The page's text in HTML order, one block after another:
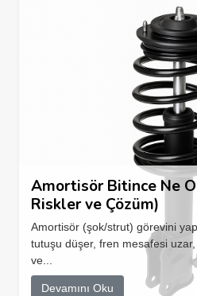
Amortisör Bitince Ne
Riskler ve Çözüm)
Amortisör (şok/strut) görevini
tutuşu düşer, fren mesafesi uzar,
ve...
Devamını Oku